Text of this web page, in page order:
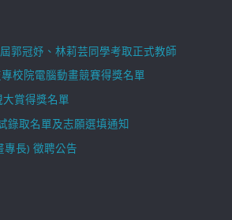
郭冠妤、林莉芸同學考取正式教師
專校院電腦動畫競賽得獎名單
大賞得獎名單
錄取名單及志願選填通知
專長) 徵聘公告